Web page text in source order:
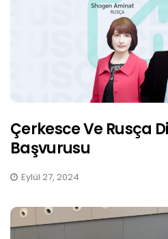
Çerkesce Ve Rusça
Başvurusu
Eylül 27, 2024